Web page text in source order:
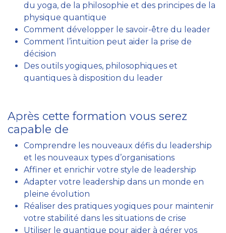
du yoga, de la philosophie et des principes de la
physique quantique
Comment développer le savoir-être du leader
Comment l’intuition peut aider la prise de
décision
Des outils yogiques, philosophiques et
quantiques à disposition du leader
Après cette formation vous serez
capable de
Comprendre les nouveaux défis du leadership
et les nouveaux types d’organisations
Affiner et enrichir votre style de leadership
Adapter votre leadership dans un monde en
pleine évolution
Réaliser des pratiques yogiques pour maintenir
votre stabilité dans les situations de crise
Utiliser le quantique pour aider à gérer vos